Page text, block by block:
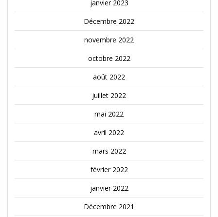
janvier 2023
Décembre 2022
novembre 2022
octobre 2022
août 2022
juillet 2022
mai 2022
avril 2022
mars 2022
février 2022
janvier 2022
Décembre 2021